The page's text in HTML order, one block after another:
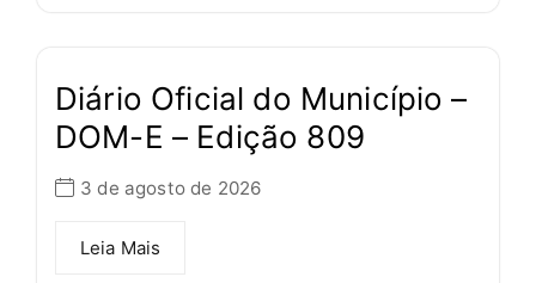
Diário Oficial do Município –
DOM-E – Edição 809
3 de agosto de 2026
Leia Mais